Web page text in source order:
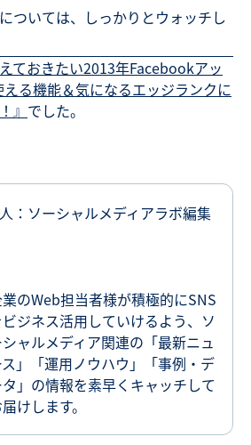
ついては、しっかりとウォッチし
ておきたい2013年Facebookアッ
る機能＆気になるエッジランクに
』 でした。
：ソーシャルメディアラボ編集
のWeb担当者様が積極的にSNS
ジネス活用していけるよう、ソ
ャルメディア関連の「最新ニュ
」「運用ノウハウ」「事例・デ
」の情報を素早くキャッチして
けします。